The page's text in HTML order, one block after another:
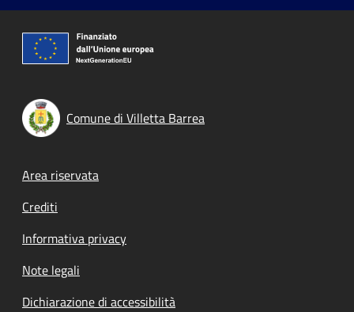
Comune di Villetta Barrea
Footer menu
Area riservata
Crediti
Informativa privacy
Note legali
Dichiarazione di accessibilità